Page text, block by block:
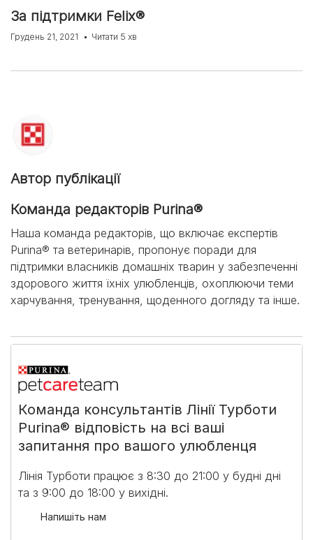
За підтримки Felix®
Грудень 21, 2021 Читати 5 хв
Автор публікації
Команда редакторів Purina®
Наша команда редакторів, що включає експертів
Purina® та ветеринарів, пропонує поради для
підтримки власників домашніх тварин у забезпеченні
здорового життя їхніх улюбленців, охоплюючи теми
харчування, тренування, щоденного догляду та інше.
Команда консультантів Лінії Турботи
Purina® відповість на всі ваші
запитання про вашого улюбленця
Лінія Турботи працює з 8:30 до 21:00 у будні дні
та з 9:00 до 18:00 у вихідні.​
Напишіть нам